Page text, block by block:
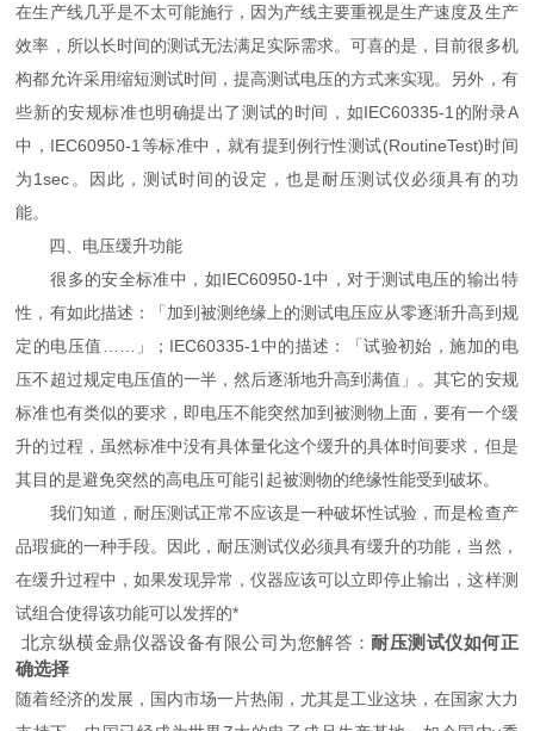
在生产线几乎是不太可能施行，因为产线主要重视是生产速度及生产
效率，所以长时间的测试无法满足实际需求。可喜的是，目前很多机
构都允许采用缩短测试时间，提高测试电压的方式来实现。另外，有
些新的安规标准也明确提出了测试的时间，如IEC60335-1的附录A
中，IEC60950-1等标准中，就有提到例行性测试(RoutineTest)时间
为1sec。因此，测试时间的设定，也是耐压测试仪必须具有的功
能。
四、电压缓升功能
很多的安全标准中，如IEC60950-1中，对于测试电压的输出特
性，有如此描述：「加到被测绝缘上的测试电压应从零逐渐升高到规
定的电压值……」；IEC60335-1中的描述：「试验初始，施加的电
压不超过规定电压值的一半，然后逐渐地升高到满值」。其它的安规
标准也有类似的要求，即电压不能突然加到被测物上面，要有一个缓
升的过程，虽然标准中没有具体量化这个缓升的具体时间要求，但是
其目的是避免突然的高电压可能引起被测物的绝缘性能受到破坏。
我们知道，耐压测试正常不应该是一种破坏性试验，而是检查产
品瑕疵的一种手段。因此，耐压测试仪必须具有缓升的功能，当然，
在缓升过程中，如果发现异常，仪器应该可以立即停止输出，这样测
试组合使得该功能可以发挥的*
北京纵横金鼎仪器设备有限公司为您解答：耐压测试仪如何正
确选择
随着经济的发展，国内市场一片热闹，尤其是工业这块，在国家大力